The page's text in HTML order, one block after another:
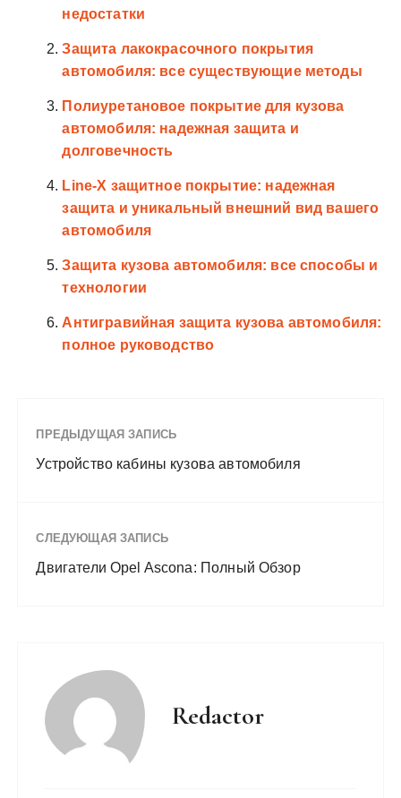
недостатки
Защита лакокрасочного покрытия
автомобиля: все существующие методы
Полиуретановое покрытие для кузова
автомобиля: надежная защита и
долговечность
Line-X защитное покрытие: надежная
защита и уникальный внешний вид вашего
автомобиля
Защита кузова автомобиля: все способы и
технологии
Антигравийная защита кузова автомобиля:
полное руководство
ПРЕДЫДУЩАЯ ЗАПИСЬ
Устройство кабины кузова автомобиля
СЛЕДУЮЩАЯ ЗАПИСЬ
Двигатели Opel Ascona: Полный Обзор
Redactor